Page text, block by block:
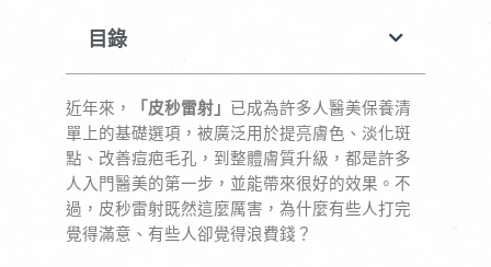
目錄
近年來， 「皮秒雷射」 已成為許多人醫美保養清
單上的基礎選項，被廣泛用於提亮膚色、淡化斑
點、改善痘疤毛孔，到整體膚質升級，都是許多
人入門醫美的第一步，並能帶來很好的效果。不
過，皮秒雷射既然這麼厲害，為什麼有些人打完
覺得滿意、有些人卻覺得浪費錢？